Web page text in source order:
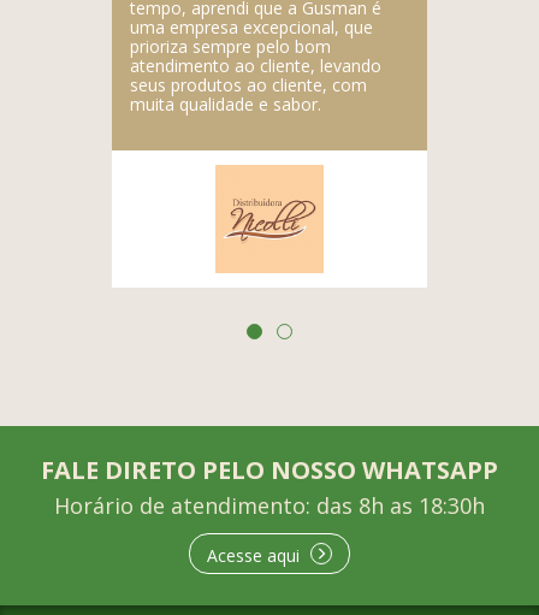
tempo, aprendi que a Gusman é
uma empresa excepcional, que
prioriza sempre pelo bom
atendimento ao cliente, levando
seus produtos ao cliente, com
muita qualidade e sabor.
FALE DIRETO PELO NOSSO WHATSAPP
Horário de atendimento: das 8h as 18:30h
Acesse aqui